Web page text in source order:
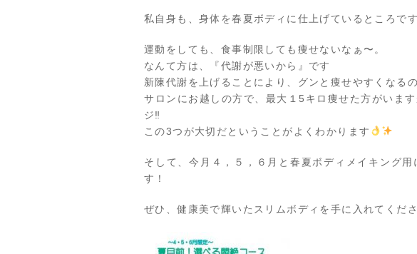
私自身も、身体を春夏ボディに仕上げているところで
運動をしても、食事制限しても痩せないなぁ〜。
なんて方は、『代謝が悪いから』です
新陳代謝を上げることにより、グンと痩せやすくなるの
サロンにお越しの方で、最大１5キロ痩せた方がいま
ジ‼︎
この3つが大切だということがよくわかります
そして、今月４，５，６月と春夏ボディメイキング
す！
ぜひ、健康美で輝いたスリムボディを手に入れてくだ